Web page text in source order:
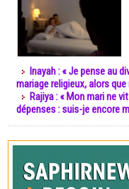
Inayah : « Je pense au
mariage religieux, alors
Rajiya : « Mon mari ne
dépenses : suis-je encore